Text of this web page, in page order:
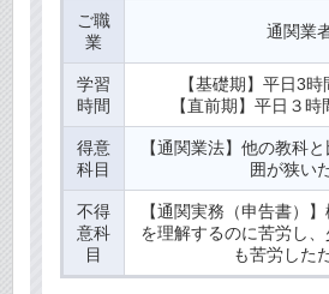
ご職
業
通関業
学習
時間
【基礎期】平日3
【直前期】平日３
得意
科目
【通関業法】他の教科
囲が狭い
不得
意科
目
【通関実務（申告書）
を理解するのに苦労し
も苦労した